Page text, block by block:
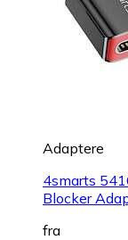
Adaptere
4smarts
Blocker
fra